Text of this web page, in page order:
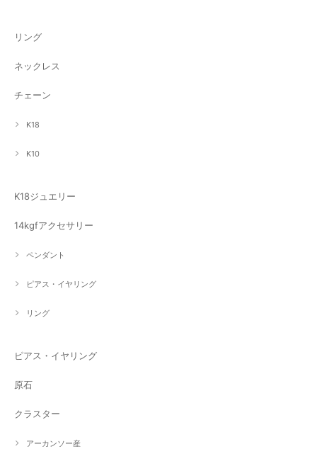
リング
ネックレス
チェーン
K18
K10
K18ジュエリー
14kgfアクセサリー
ペンダント
ピアス・イヤリング
リング
ピアス・イヤリング
原石
クラスター
アーカンソー産